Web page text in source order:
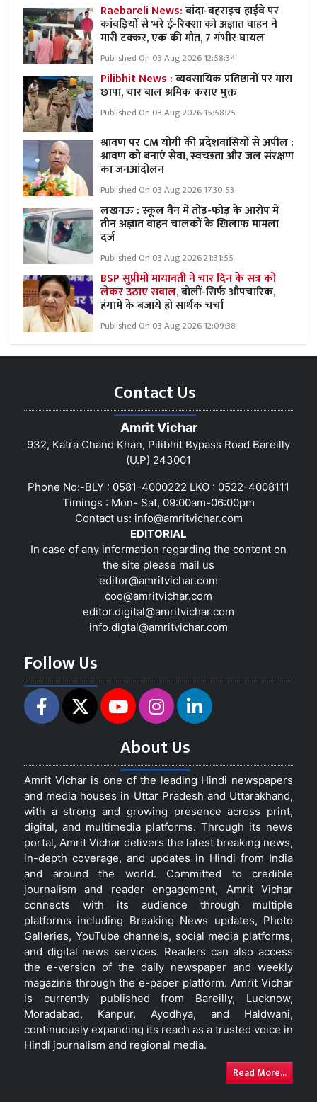
Raebareli News:बांदा-बहराइच हाईवे पर
कांवड़ियों से भरे ई-रिक्शा को अज्ञात वाहन ने
मारी टक्कर, एक की मौत, 7 गंभीर घायल
Published On 03 Aug 2026 12:58:34
Pilibhit News :व्यवसायिक प्रतिष्ठानों पर मारा
छापा, चार बाल श्रमिक कराए मुक्त
Published On 03 Aug 2026 15:58:25
श्रावण पर CM योगी की प्रदेशवासियों से अपील :
श्रावण को बनाएं सेवा, स्वच्छता और जल संरक्षण
का जनआंदोलन
Published On 03 Aug 2026 17:30:53
लखनऊ : स्कूल वैन में तोड़-फोड़ के आरोप में
तीन अज्ञात वाहन चालकों के खिलाफ मामला
दर्ज
Published On 03 Aug 2026 21:31:55
BSP सुप्रीमों मायावती ने चार दिन के सत्र को
लेकर उठाए सवाल,बोलीं-सिर्फ औपचारिक,
हंगामे के बजाये हो सार्थक चर्चा
Published On 03 Aug 2026 12:09:38
Contact Us
Amrit Vichar
932, Katra Chand Khan, Pilibhit Bypass Road Bareilly
(U.P) 243001
Phone No:-BLY : 0581-4000222 LKO : 0522-4008111
Timings : Mon- Sat, 09:00am-06:00pm
Contact us: info@amritvichar.com
EDITORIAL
In case of any information regarding the content on
the site please mail us
editor@amritvichar.com
coo@amritvichar.com
editor.digital@amritvichar.com
info.digtal@amritvichar.com
Follow Us
About Us
Amrit Vichar is one of the leading Hindi newspapers
and media houses in Uttar Pradesh and Uttarakhand,
with a strong and growing presence across print,
digital, and multimedia platforms. Through its news
portal, Amrit Vichar delivers the latest breaking news,
in-depth coverage, and updates in Hindi from India
and around the world. Committed to credible
journalism and reader engagement, Amrit Vichar
connects with its audience through multiple
platforms including Breaking News updates, Photo
Galleries, YouTube channels, social media platforms,
and digital news services. Readers can also access
the e-version of the daily newspaper and weekly
magazine through the e-paper platform. Amrit Vichar
is currently published from Bareilly, Lucknow,
Moradabad, Kanpur, Ayodhya, and Haldwani,
continuously expanding its reach as a trusted voice in
Hindi journalism and regional media.
Read More...